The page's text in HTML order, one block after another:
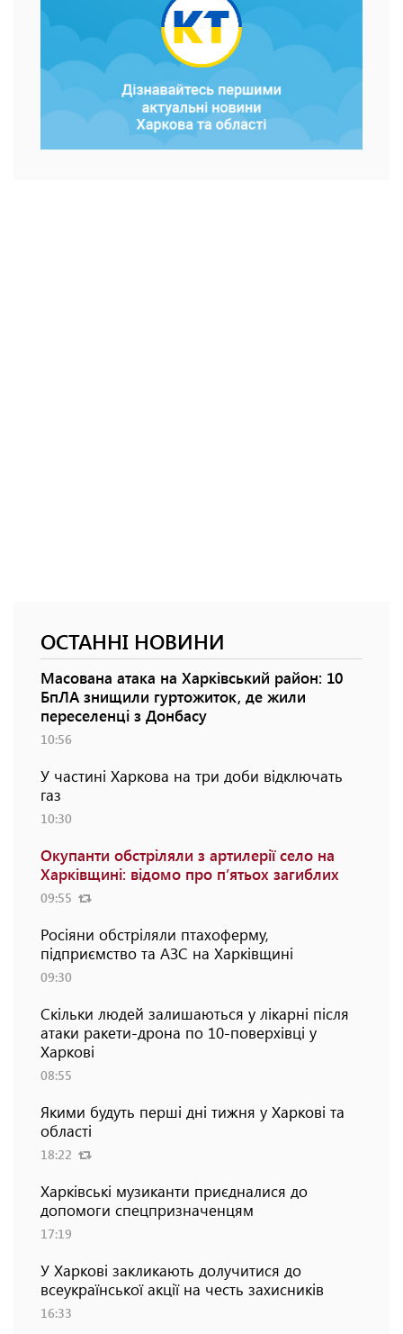
ОСТАННІ НОВИНИ
Масована атака на Харківський район: 10
БпЛА знищили гуртожиток, де жили
переселенці з Донбасу
10:56
У частині Харкова на три доби відключать
газ
10:30
Окупанти обстріляли з артилерії село на
Харківщині: відомо про п’ятьох загиблих
09:55
Росіяни обстріляли птахоферму,
підприємство та АЗС на Харківщині
09:30
Скільки людей залишаються у лікарні після
атаки ракети-дрона по 10-поверхівці у
Харкові
08:55
Якими будуть перші дні тижня у Харкові та
області
18:22
Харківські музиканти приєдналися до
допомоги спецпризначенцям
17:19
У Харкові закликають долучитися до
всеукраїнської акції на честь захисників
16:33